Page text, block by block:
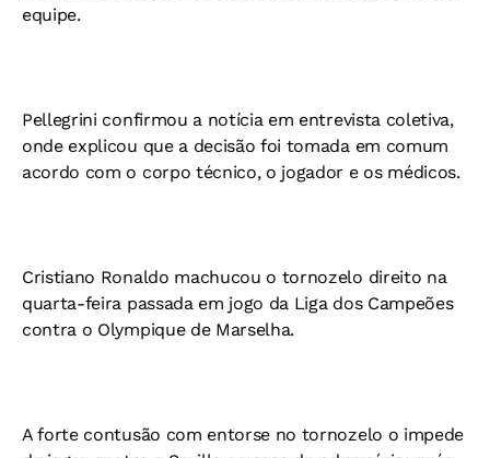
equipe.
Pellegrini confirmou a notícia em entrevista coletiva,
onde explicou que a decisão foi tomada em comum
acordo com o corpo técnico, o jogador e os médicos.
Cristiano Ronaldo machucou o tornozelo direito na
quarta-feira passada em jogo da Liga dos Campeões
contra o Olympique de Marselha.
A forte contusão com entorse no tornozelo o impede